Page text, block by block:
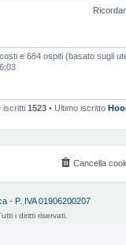
e 684 ospiti (basato sugli
iscritti 1523 • Ultimo iscritto
Cancella
- P. IVA 01906200207
i diritti riservati.